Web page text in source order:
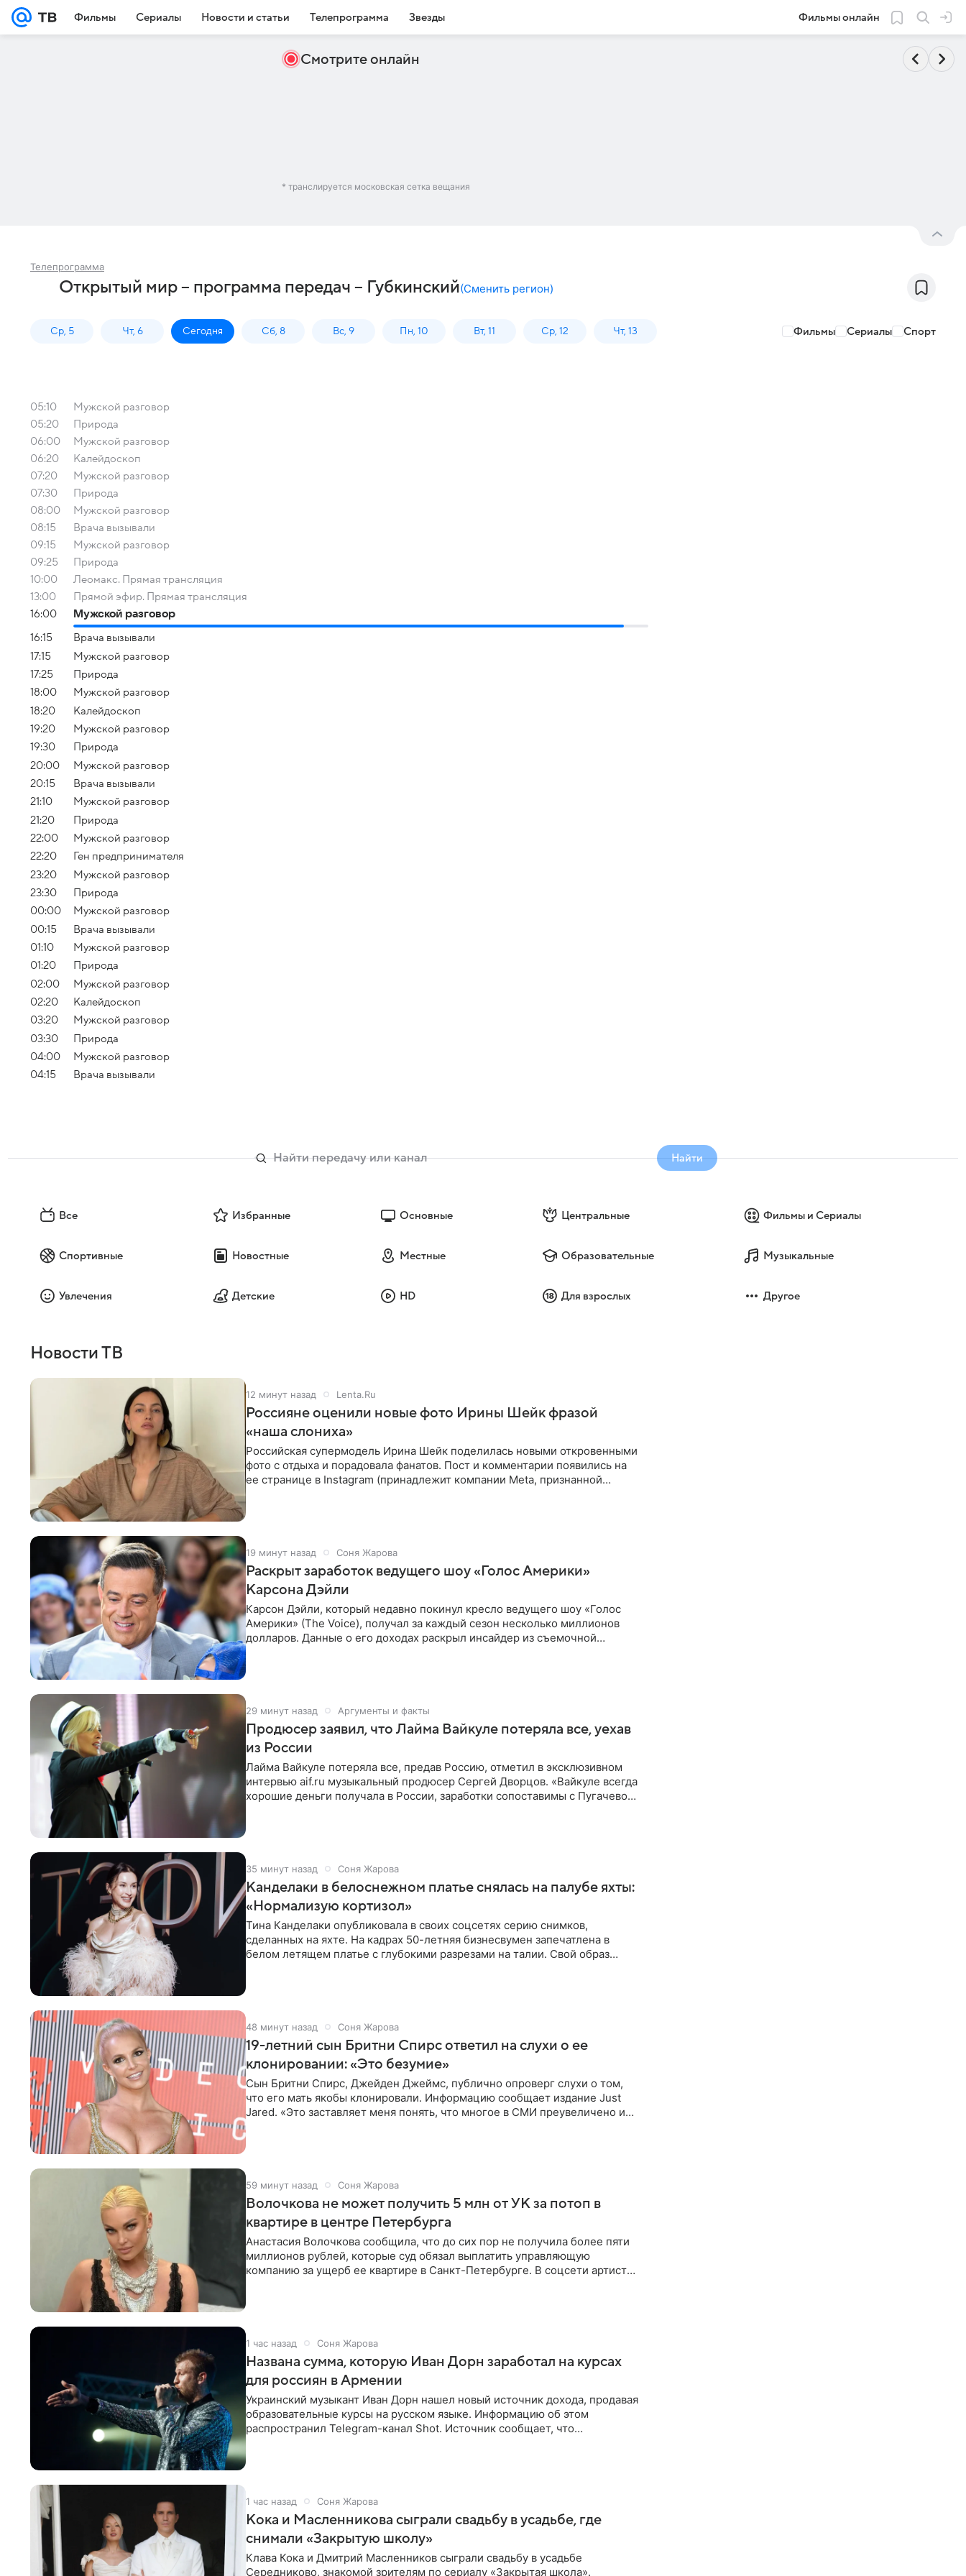
Фильмы Сериалы Новости и статьи Телепрограмма Звезды Фильмы онлайн
Смотрите онлайн
* транслируется московская сетка вещания
Телепрограмма
Открытый мир – программа передач – Губкинский(Сменить регион)
Ср, 5 Чт, 6 Сегодня Сб, 8 Вс, 9 Пн, 10 Вт, 11 Ср, 12 Чт, 13 Фильмы Сериалы Спорт
05:10
Мужской разговор
05:20
Природа
06:00
Мужской разговор
06:20
Калейдоскоп
07:20
Мужской разговор
07:30
Природа
08:00
Мужской разговор
08:15
Врача вызывали
09:15
Мужской разговор
09:25
Природа
10:00
Леомакс. Прямая трансляция
13:00
Прямой эфир. Прямая трансляция
16:00
Мужской разговор
16:15
Врача вызывали
17:15
Мужской разговор
17:25
Природа
18:00
Мужской разговор
18:20
Калейдоскоп
19:20
Мужской разговор
19:30
Природа
20:00
Мужской разговор
20:15
Врача вызывали
21:10
Мужской разговор
21:20
Природа
22:00
Мужской разговор
22:20
Ген предпринимателя
23:20
Мужской разговор
23:30
Природа
00:00
Мужской разговор
00:15
Врача вызывали
01:10
Мужской разговор
01:20
Природа
02:00
Мужской разговор
02:20
Калейдоскоп
03:20
Мужской разговор
03:30
Природа
04:00
Мужской разговор
04:15
Врача вызывали
Найти
Все Избранные Основные Центральные Фильмы и Сериалы
Спортивные Новостные Местные Образовательные Музыкальные
Увлечения Детские HD Для взрослых Другое
Новости ТВ
12 минут назад Lenta.Ru
Россияне оценили новые фото Ирины Шейк фразой
«наша слониха»
Российская супермодель Ирина Шейк поделилась новыми откровенными
фото с отдыха и порадовала фанатов. Пост и комментарии появились на
ее странице в Instagram (принадлежит компании Meta, признанной
19 минут назад Соня Жарова
Раскрыт заработок ведущего шоу «Голос Америки»
Карсона Дэйли
Карсон Дэйли, который недавно покинул кресло ведущего шоу «Голос
Америки» (The Voice), получал за каждый сезон несколько миллионов
долларов. Данные о его доходах раскрыл инсайдер из съемочной
29 минут назад Аргументы и факты
Продюсер заявил, что Лайма Вайкуле потеряла все, уехав
из России
Лайма Вайкуле потеряла все, предав Россию, отметил в эксклюзивном
интервью aif.ru музыкальный продюсер Сергей Дворцов. «Вайкуле всегда
хорошие деньги получала в России, заработки сопоставимы с Пугачевой,
35 минут назад Соня Жарова
Канделаки в белоснежном платье снялась на палубе яхты:
«Нормализую кортизол»
Тина Канделаки опубликовала в своих соцсетях серию снимков,
сделанных на яхте. На кадрах 50-летняя бизнесвумен запечатлена в
белом летящем платье с глубокими разрезами на талии. Свой образ
48 минут назад Соня Жарова
19-летний сын Бритни Спирс ответил на слухи о ее
клонировании: «Это безумие»
Сын Бритни Спирс, Джейден Джеймс, публично опроверг слухи о том,
что его мать якобы клонировали. Информацию сообщает издание Just
Jared. «Это заставляет меня понять, что многое в СМИ преувеличено и
59 минут назад Соня Жарова
Волочкова не может получить 5 млн от УК за потоп в
квартире в центре Петербурга
Анастасия Волочкова сообщила, что до сих пор не получила более пяти
миллионов рублей, которые суд обязал выплатить управляющую
компанию за ущерб ее квартире в Санкт-Петербурге. В соцсети артистка
1 час назад Соня Жарова
Названа сумма, которую Иван Дорн заработал на курсах
для россиян в Армении
Украинский музыкант Иван Дорн нашел новый источник дохода, продавая
образовательные курсы на русском языке. Информацию об этом
распространил Telegram-канал Shot. Источник сообщает, что
1 час назад Соня Жарова
Кока и Масленникова сыграли свадьбу в усадьбе, где
снимали «Закрытую школу»
Клава Кока и Дмитрий Масленников сыграли свадьбу в усадьбе
Середниково, знакомой зрителям по сериалу «Закрытая школа».